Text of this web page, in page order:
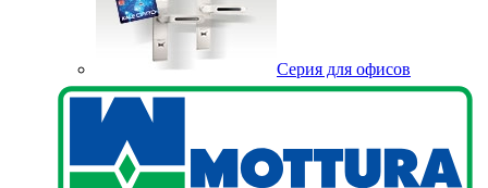
Серия для офисов